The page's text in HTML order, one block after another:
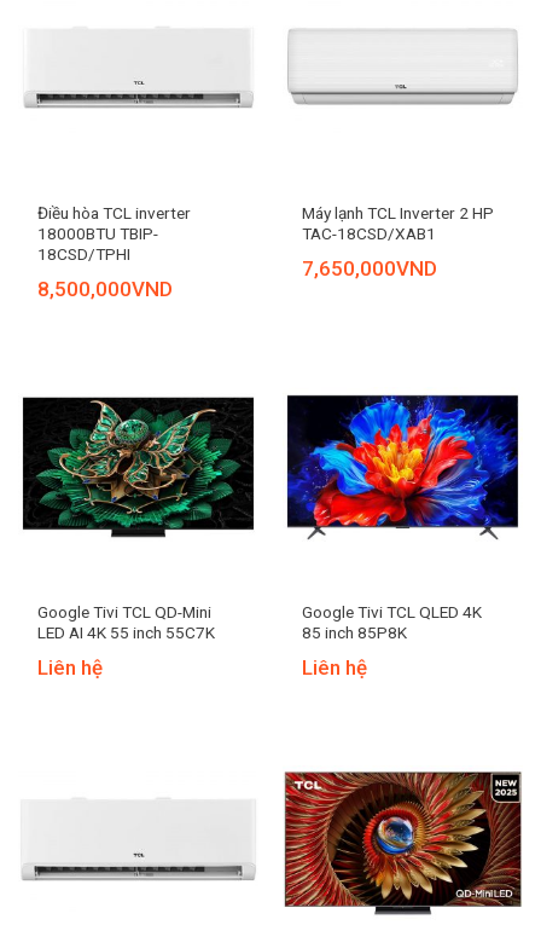
Điều hòa TCL inverter
18000BTU TBIP-
18CSD/TPHI
8,500,000VND
Máy lạnh TCL Inverter 2 HP
TAC-18CSD/XAB1
7,650,000VND
Google Tivi TCL QD-Mini
LED AI 4K 55 inch 55C7K
Liên hệ
Google Tivi TCL QLED 4K
85 inch 85P8K
Liên hệ